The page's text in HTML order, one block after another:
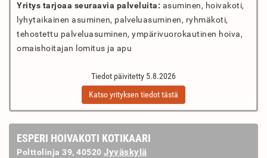
Yritys tarjoaa seuraavia palveluita: asuminen, hoivakoti,
lyhytaikainen asuminen, palveluasuminen, ryhmäkoti,
tehostettu palveluasuminen, ympärivuorokautinen hoiva,
omaishoitajan lomitus ja apu
Tiedot päivitetty 5.8.2026
Katso yrityksen tiedot tästä
ESPERI HOIVAKOTI KOTIKAARI
Polttolinja 39, 40520 Jyväskylä